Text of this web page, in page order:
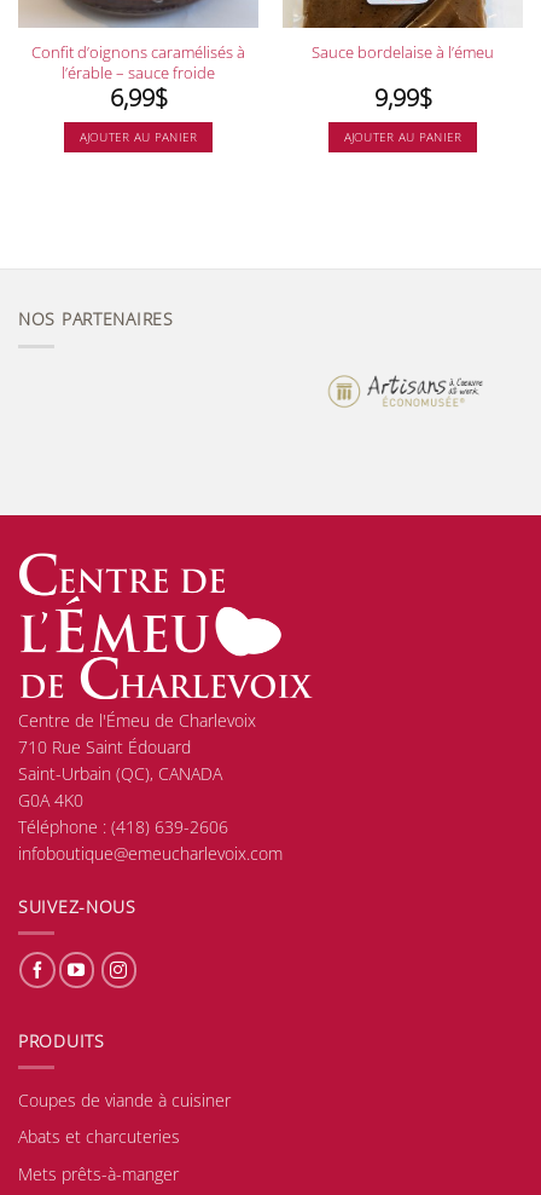
Confit d’oignons caramélisés à
l’érable – sauce froide
6,99$
AJOUTER AU PANIER
Sauce bordelaise à l’émeu
9,99$
AJOUTER AU PANIER
NOS PARTENAIRES
Centre de l'Émeu de Charlevoix
710 Rue Saint Édouard
Saint-Urbain (QC), CANADA
G0A 4K0
Téléphone : (418) 639-2606
infoboutique@emeucharlevoix.com
SUIVEZ-NOUS
PRODUITS
Coupes de viande à cuisiner
Abats et charcuteries
Mets prêts-à-manger